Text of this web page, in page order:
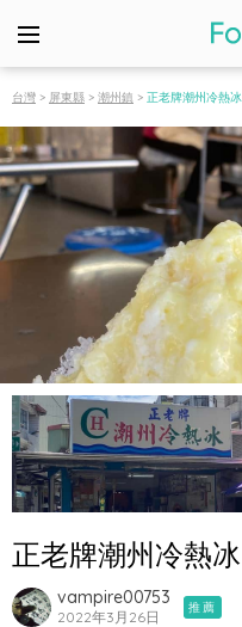
台灣 > 屏東縣 > 潮州鎮 > 正老牌潮州冷熱冰
正老牌潮州冷熱冰
vampire00753
2022年3月26日
推薦